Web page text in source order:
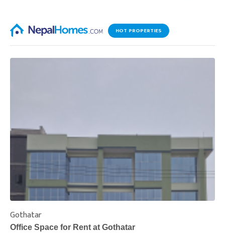
HOT PROPERTIES
Gothatar
Office Space for Rent at Gothatar